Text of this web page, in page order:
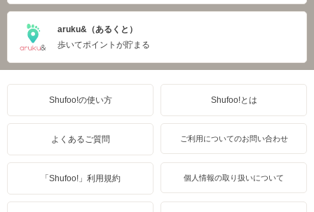
aruku&（あるくと）
歩いてポイントが貯まる
Shufoo!の使い方 Shufoo!とは
よくあるご質問 ご利用についてのお問い合わせ
「Shufoo!」利用規約 個人情報の取り扱いについて